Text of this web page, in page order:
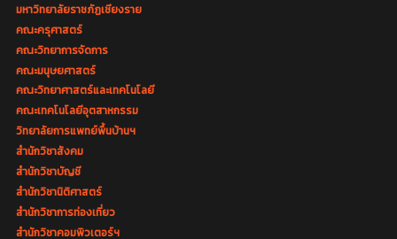
มหาวิทยาลัยราชภัฏเชียงราย
คณะครุศาสตร์
คณะวิทยาการจัดการ
คณะมนุษยศาสตร์
คณะวิทยาศาสตร์และเทคโนโลยี
คณะเทคโนโลยีอุตสาหกรรม
วิทยาลัยการแพทย์พื้นบ้านฯ
สำนักวิชาสังคม
สำนักวิชาบัญชี
สำนักวิชานิติศาสตร์
สำนักวิชาการท่องเที่ยว
สำนักวิชาคอมพิวเตอร์ฯ